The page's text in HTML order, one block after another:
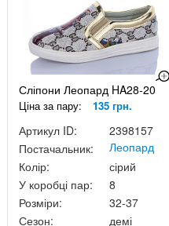
Сліпони Леопард HA28-20
Ціна за пару: 135 грн.
Артикул ID:
2398157
Постачальник:
Леопард
Колір:
сірий
У коробці пар:
8
Розміри:
32-37
Сезон:
демі